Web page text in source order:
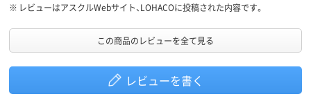
※ レビューはアスクルWebサイト、LOHACOに投稿された内容です。
この商品のレビューを全て見る
レビューを書く